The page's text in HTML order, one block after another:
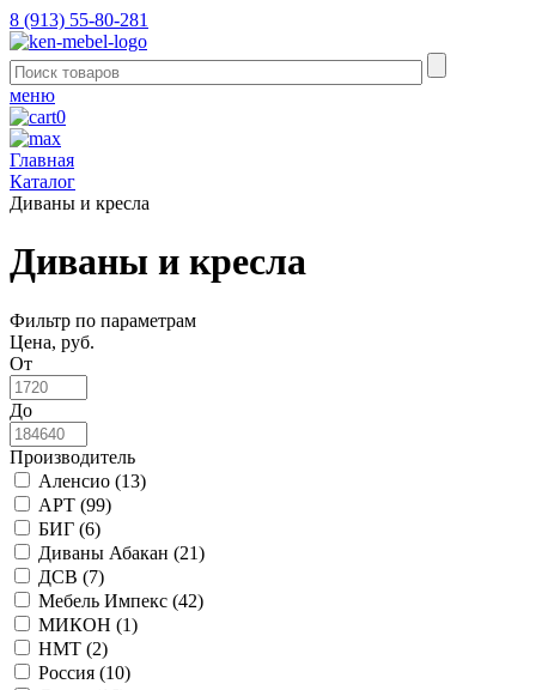
8 (913) 55-80-281
меню
0
Главная
Каталог
Диваны и кресла
Диваны и кресла
Фильтр по параметрам
Цена, руб.
От
До
Производитель
Аленсио (13)
АРТ (99)
БИГ (6)
Диваны Абакан (21)
ДСВ (7)
Мебель Импекс (42)
МИКОН (1)
НМТ (2)
Россия (10)